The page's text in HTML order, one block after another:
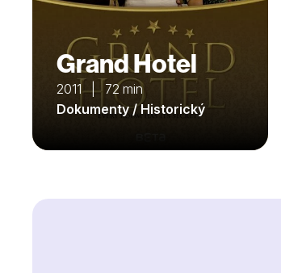
Grand Hotel
2011 | 72 min
Dokumenty / Historický